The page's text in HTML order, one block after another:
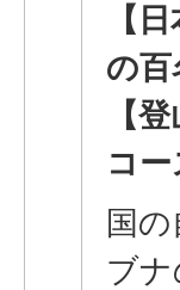
【
の百
【
コ
国
ブ